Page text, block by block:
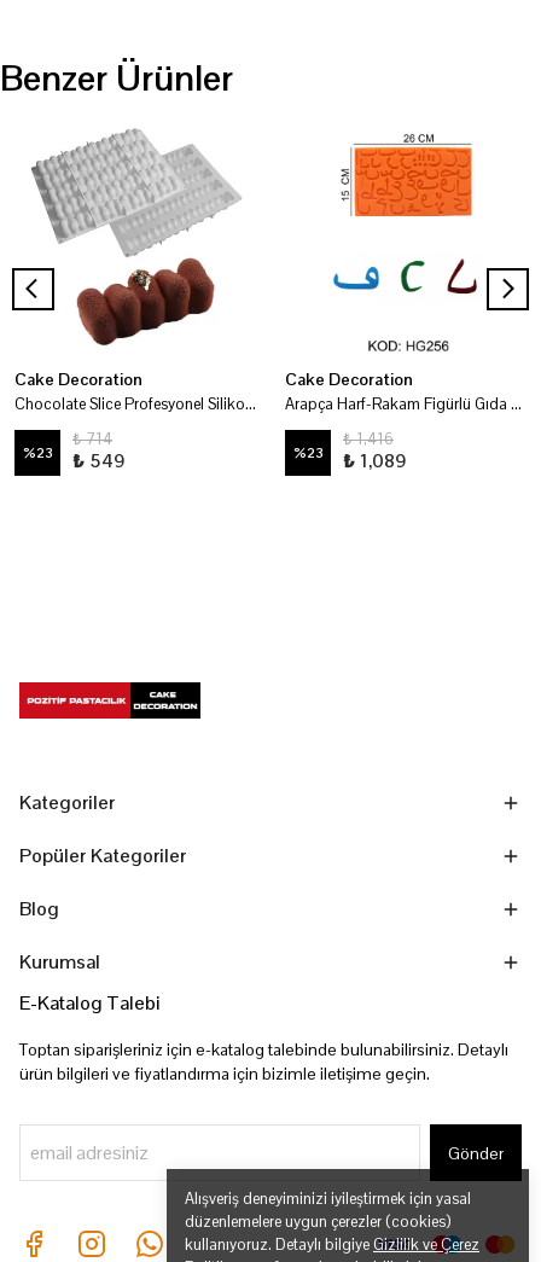
Alışveriş deneyiminizi iyileştirmek için yasal
düzenlemelere uygun çerezler (cookies)
kullanıyoruz. Detaylı bilgiye Gizlilik ve Çerez
Benzer Ürünler
Cake Decoration
Chocolate Slice Profesyonel Silikon Kalıp
%23
₺ 714
₺ 549
Cake Decoration
Arapça Harf-Rakam Figürlü Gıda Silikon Kalıbı
%23
₺ 1,416
₺ 1,089
Kategoriler
Popüler Kategoriler
Blog
Kurumsal
E-Katalog Talebi
Toptan siparişleriniz için e-katalog talebinde bulunabilirsiniz. Detaylı
ürün bilgileri ve fiyatlandırma için bizimle iletişime geçin.
Gönder